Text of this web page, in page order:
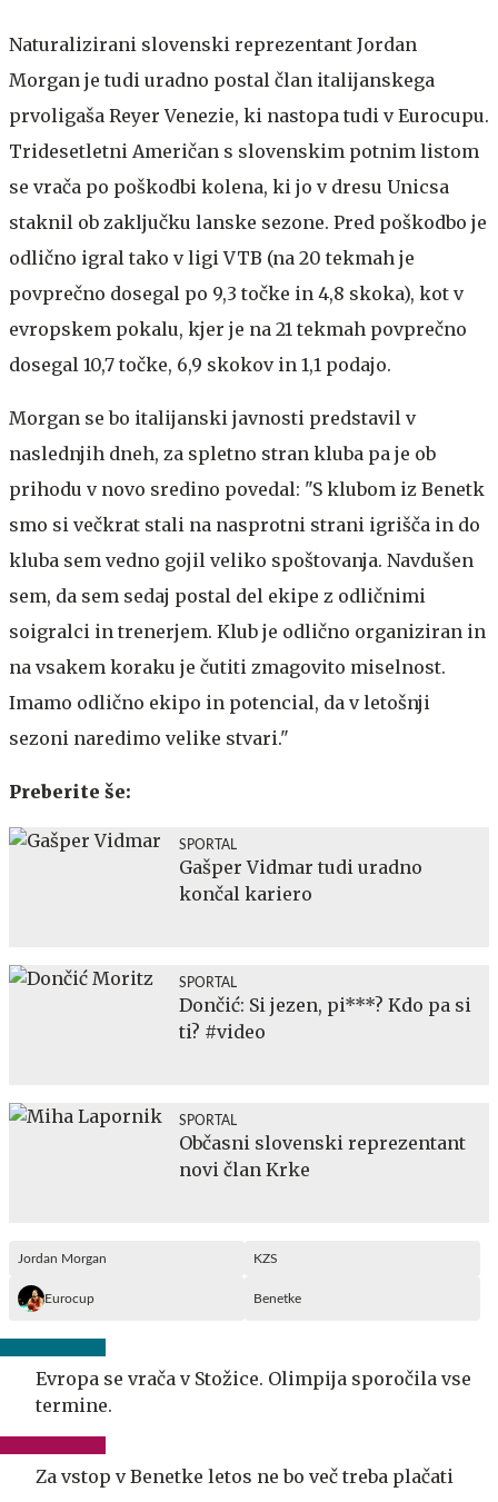
Naturalizirani slovenski reprezentant Jordan
Morgan je tudi uradno postal član italijanskega
prvoligaša Reyer Venezie, ki nastopa tudi v Eurocupu.
Tridesetletni Američan s slovenskim potnim listom
se vrača po poškodbi kolena, ki jo v dresu Unicsa
staknil ob zaključku lanske sezone. Pred poškodbo je
odlično igral tako v ligi VTB (na 20 tekmah je
povprečno dosegal po 9,3 točke in 4,8 skoka), kot v
evropskem pokalu, kjer je na 21 tekmah povprečno
dosegal 10,7 točke, 6,9 skokov in 1,1 podajo.
Morgan se bo italijanski javnosti predstavil v
naslednjih dneh, za spletno stran kluba pa je ob
prihodu v novo sredino povedal: "S klubom iz Benetk
smo si večkrat stali na nasprotni strani igrišča in do
kluba sem vedno gojil veliko spoštovanja. Navdušen
sem, da sem sedaj postal del ekipe z odličnimi
soigralci in trenerjem. Klub je odlično organiziran in
na vsakem koraku je čutiti zmagovito miselnost.
Imamo odlično ekipo in potencial, da v letošnji
sezoni naredimo velike stvari."
Preberite še:
SPORTAL
Gašper Vidmar tudi uradno
končal kariero
SPORTAL
Dončić: Si jezen, pi***? Kdo pa si
ti? #video
SPORTAL
Občasni slovenski reprezentant
novi član Krke
Jordan Morgan KZS
Eurocup Benetke
Evropa se vrača v Stožice. Olimpija sporočila vse
termine.
Za vstop v Benetke letos ne bo več treba plačati